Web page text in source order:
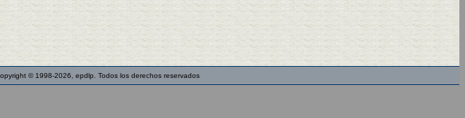
© 1998-2026, epdlp. Todos los derechos reservados